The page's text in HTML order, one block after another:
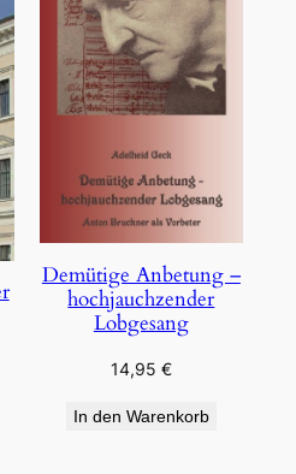
Demütige Anbetung –
hochjauchzender
Lobgesang
14,95 €
In den Warenkorb